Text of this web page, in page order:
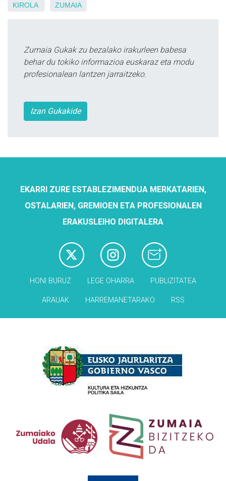
KIROLA ZUMAIA
Zumaia Gukak zu bezalako irakurleen babesa
behar du tokiko informazioa euskaraz eta modu
profesionalean lantzen jarraitzeko.
Izan Gukakide
EKARRI ZURE ESTABLEZIMENDUA MERKATARIEN,
OSTALARIEN, GREMIOEN ETA PROFESIONALEN
ERAKUSLEIHO DIGITALERA
HONI BURUZ LEGE OHARRA PUBLIZITATEA
ARAUAK HARREMANETARAKO RSS